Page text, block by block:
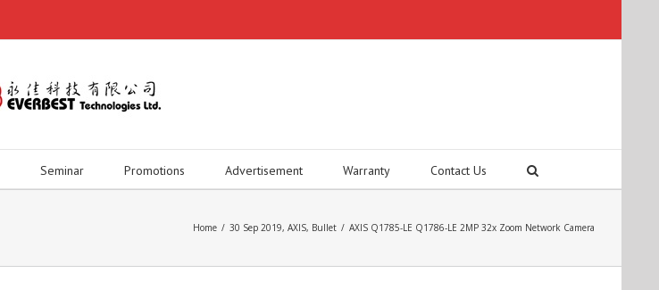
Seminar Promotions Advertisement Warranty Contact Us
Home / 30 Sep 2019, AXIS, Bullet / AXIS Q1785-LE Q1786-LE 2MP 32x Zoom Network Camera